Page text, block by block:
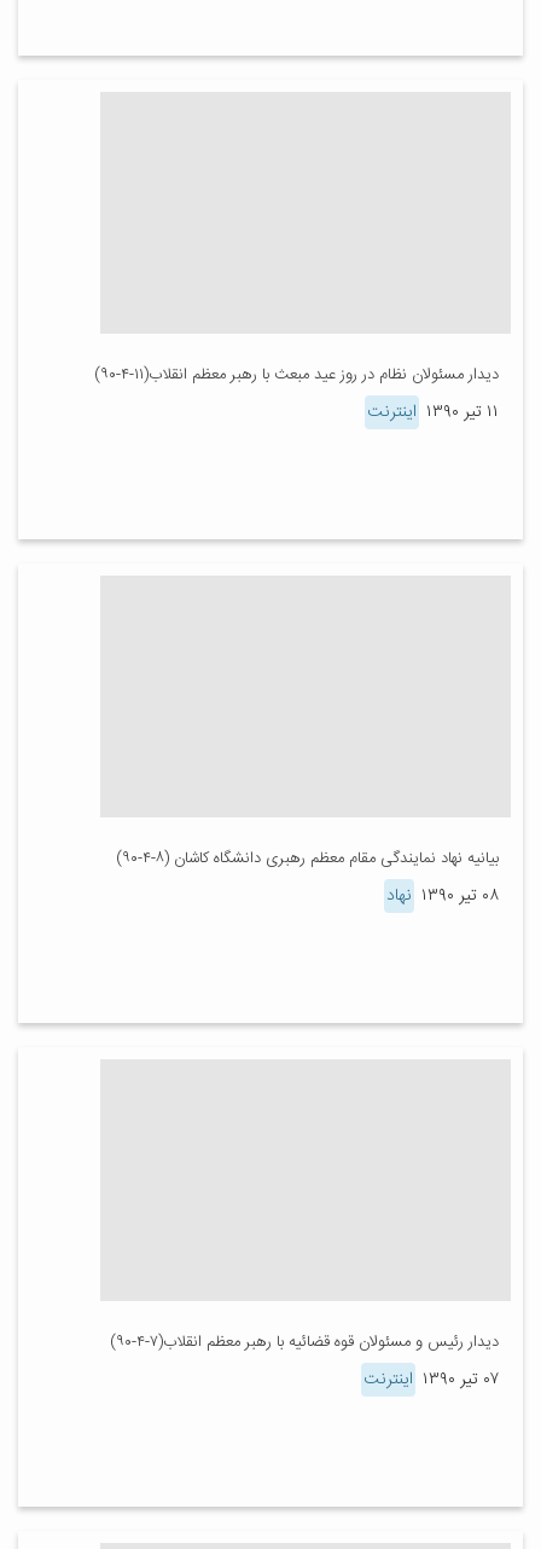
دیدار مسئولان نظام در روز عید مبعث با رهبر معظم انقلاب(۱۱-۴-۹۰)
۱۱ تیر ۱۳۹۰ اینترنت
بیانیه نهاد نمایندگی مقام معظم رهبری دانشگاه کاشان (۸-۴-۹۰)
۰۸ تیر ۱۳۹۰ نهاد
دیدار رئیس و مسئولان قوه قضائیه با رهبر معظم انقلاب(۷-۴-۹۰)
۰۷ تیر ۱۳۹۰ اینترنت